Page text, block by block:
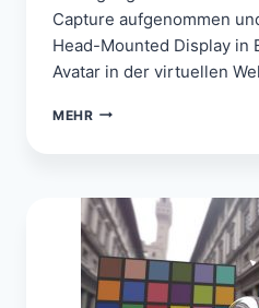
Capture aufgenommen
Head-Mounted Display in
Avatar in der virtuellen
MEHRVERGLEICH
EINER